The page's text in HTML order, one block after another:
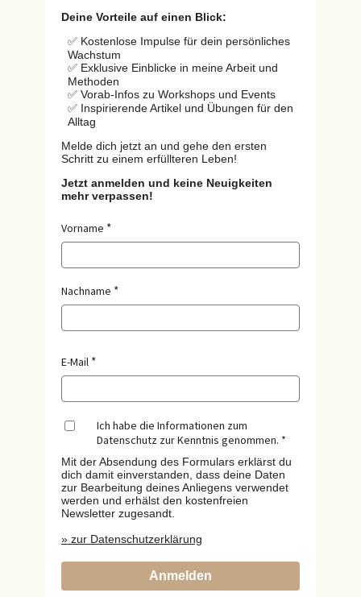
Deine Vorteile auf einen Blick:
✅ Kostenlose Impulse für dein persönliches
Wachstum
✅ Exklusive Einblicke in meine Arbeit und
Methoden
✅ Vorab-Infos zu Workshops und Events
✅ Inspirierende Artikel und Übungen für den
Alltag
Melde dich jetzt an und gehe den ersten
Schritt zu einem erfüllteren Leben!
Jetzt anmelden und keine Neuigkeiten
mehr verpassen!
Vorname
Nachname
E-Mail
Ich habe die Informationen zum
Datenschutz zur Kenntnis genommen.
Mit der Absendung des Formulars erklärst du
dich damit einverstanden, dass deine Daten
zur Bearbeitung deines Anliegens verwendet
werden und erhälst den kostenfreien
Newsletter zugesandt.
» zur Datenschutzerklärung
Anmelden